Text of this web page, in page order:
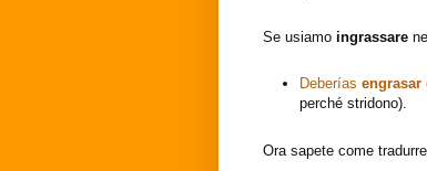
Se usiamo ingrassare
Deberías engrasar
perché stridono).
Ora sapete come tradurre